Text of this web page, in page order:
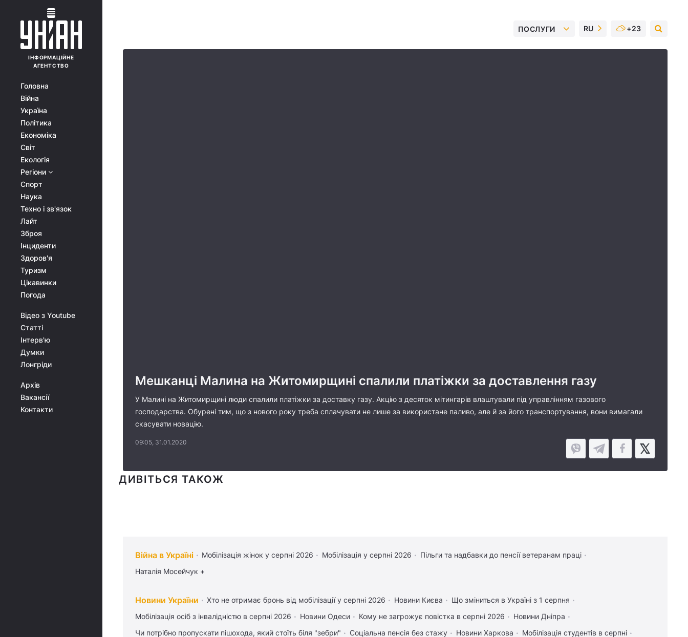
ІНФОРМАЦІЙНЕ
АГЕНТСТВО
Головна
Війна
Україна
Політика
Економіка
Світ
Екологія
Регіони
Спорт
Наука
Техно і зв'язок
Лайт
Зброя
Інциденти
Здоров'я
Туризм
Цікавинки
Погода
Відео з Youtube
Статті
Інтерв'ю
Думки
Лонгріди
Архів
Вакансії
Контакти
ПОСЛУГИ RU +23
Мешканці Малина на Житомирщині спалили платіжки за доставлення газу
У Малині на Житомирщині люди спалили платіжки за доставку газу. Акцію з десяток мітингарів влаштували під управлінням газового
господарства. Обурені тим, що з нового року треба сплачувати не лише за використане паливо, але й за його транспортування, вони вимагали
скасувати новацію.
09:05, 31.01.2020
ДИВІТЬСЯ ТАКОЖ
Війна в Україні Мобілізація жінок у серпні 2026 Мобілізація у серпні 2026
Пільги та надбавки до пенсії ветеранам праці
Наталія Мосейчук +
Новини України Хто не отримає бронь від мобілізації у серпні 2026 Новини Києва
Що зміниться в Україні з 1 серпня
Мобілізація осіб з інвалідністю в серпні 2026
Новини Одеси Кому не загрожує повістка в серпні 2026
Новини Дніпра
Чи потрібно пропускати пішохода, який стоїть біля "зебри"
Соціальна пенсія без стажу Новини Харкова
Мобілізація студентів в серпні